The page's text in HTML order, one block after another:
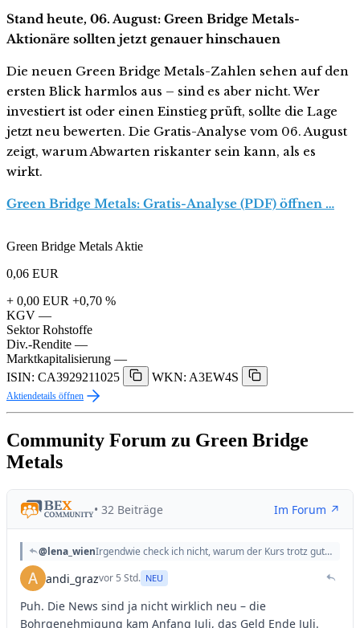
Stand heute, 06. August: Green Bridge Metals-
Aktionäre sollten jetzt genauer hinschauen
Die neuen Green Bridge Metals-Zahlen sehen auf den
ersten Blick harmlos aus – sind es aber nicht. Wer
investiert ist oder einen Einstieg prüft, sollte die Lage
jetzt neu bewerten. Die Gratis-Analyse vom 06. August
zeigt, warum Abwarten riskanter sein kann, als es
wirkt.
Green Bridge Metals: Gratis-Analyse (PDF) öffnen …
Green Bridge Metals Aktie
0,06 EUR
+ 0,00 EUR +0,70 %
KGV —
Sektor Rohstoffe
Div.-Rendite —
Marktkapitalisierung —
ISIN: CA3929211025
WKN: A3EW4S
Aktiendetails öffnen
Community Forum zu Green Bridge
Metals